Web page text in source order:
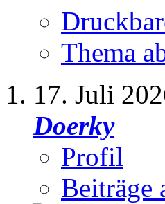
Thema
17. Juli
Doerky
Profil
Beiträge